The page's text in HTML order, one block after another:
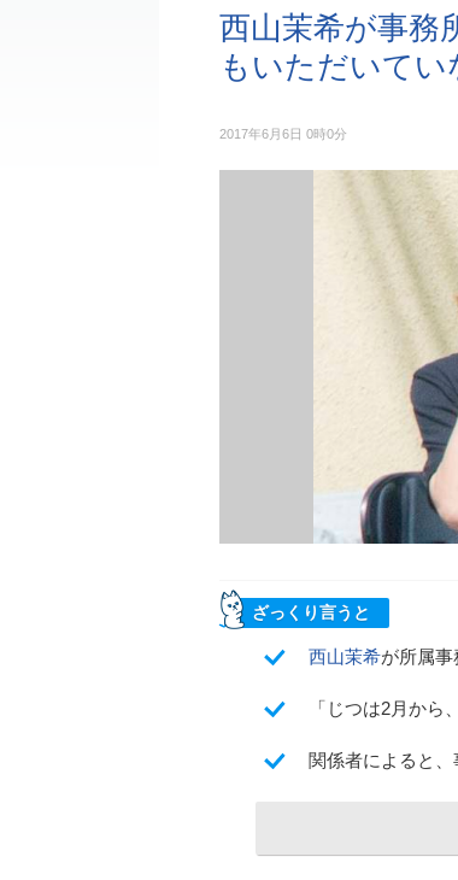
西山茉希が事務
もいただいてい
2017年6月6日 0時0分
ざっくり言うと
西山茉希が所属
「じつは2月か
関係者によると